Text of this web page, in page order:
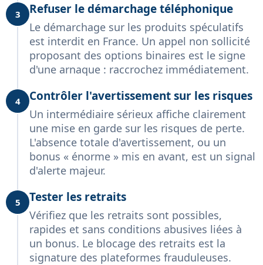
3 Refuser le démarchage téléphonique
Le démarchage sur les produits spéculatifs
est interdit en France. Un appel non sollicité
proposant des options binaires est le signe
d'une arnaque : raccrochez immédiatement.
4 Contrôler l'avertissement sur les risques
Un intermédiaire sérieux affiche clairement
une mise en garde sur les risques de perte.
L'absence totale d'avertissement, ou un
bonus « énorme » mis en avant, est un signal
d'alerte majeur.
5 Tester les retraits
Vérifiez que les retraits sont possibles,
rapides et sans conditions abusives liées à
un bonus. Le blocage des retraits est la
signature des plateformes frauduleuses.